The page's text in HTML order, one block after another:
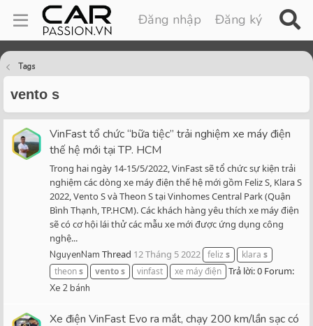
Đăng nhập Đăng ký
Tags
vento s
VinFast tổ chức “bữa tiệc” trải nghiệm xe máy điện
thế hệ mới tại TP. HCM
Trong hai ngày 14-15/5/2022, VinFast sẽ tổ chức sự kiện trải
nghiệm các dòng xe máy điện thế hệ mới gồm Feliz S, Klara S
2022, Vento S và Theon S tại Vinhomes Central Park (Quận
Bình Thạnh, TP.HCM). Các khách hàng yêu thích xe máy điện
sẽ có cơ hội lái thử các mẫu xe mới được ứng dụng công
nghệ...
NguyenNam Thread 12 Tháng 5 2022 feliz s klara s
theons ventos vinfast xe máy điện Trả lời: 0 Forum:
Xe 2 bánh
Xe điện VinFast Evo ra mắt, chạy 200 km/lần sạc có